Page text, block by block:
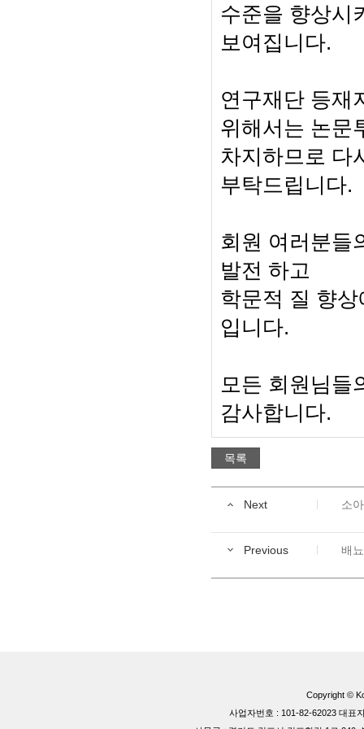
수준을 향상시
보여집니다.
연구재단 등재
위해서는 논문
차지하므로 다
부탁드립니다.
회원 여러분들
발전 하고
학문적 질 향
입니다.
모든 회원님들
감사합니다.
목록
Next 소
Previous 배
Copyright ©
사업자번호 : 101-82-62023 대표